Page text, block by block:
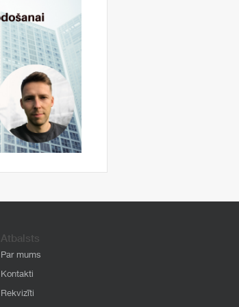
Atbalsts
Par mums
Kontakti
Rekvizīti